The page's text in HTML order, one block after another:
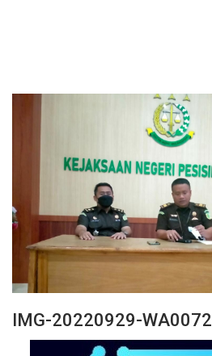
IMG-20220929-WA0072